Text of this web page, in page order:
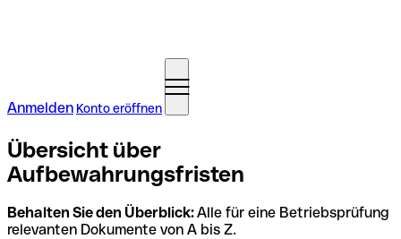
Anmelden Konto eröffnen
Übersicht über
Aufbewahrungsfristen
Behalten Sie den Überblick:Alle für eine Betriebsprüfung
relevanten Dokumente von A bis Z.